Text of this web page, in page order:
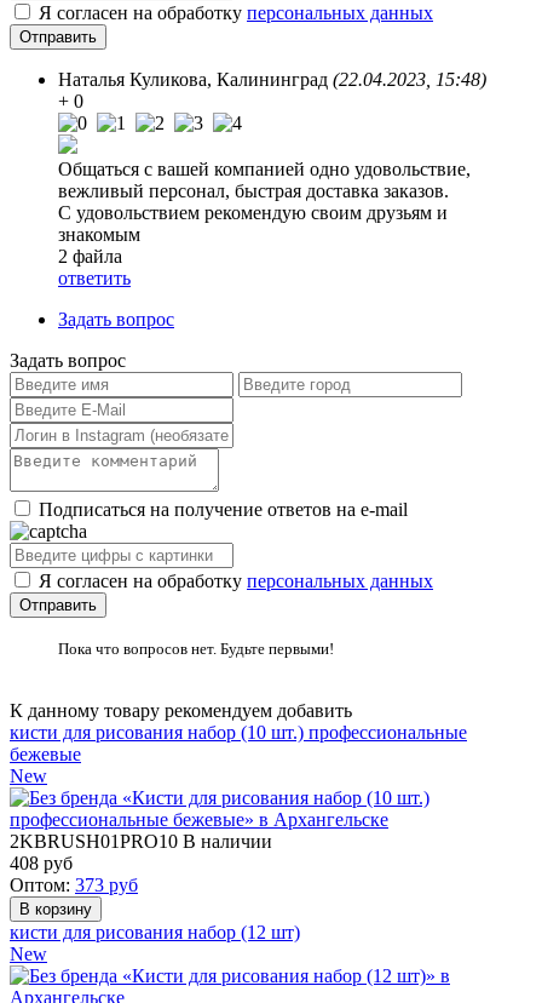
Я согласен на обработку персональных данных
Наталья Куликова, Калининград (22.04.2023, 15:48)
+ 0
Общаться с вашей компанией одно удовольствие,
вежливый персонал, быстрая доставка заказов.
С удовольствием рекомендую своим друзьям и
знакомым
2 файла
ответить
Задать вопрос
Задать вопрос
Подписаться на получение ответов на e-mail
Я согласен на обработку персональных данных
Пока что вопросов нет. Будьте первыми!
К данному товару рекомендуем добавить
кисти для рисования набор (10 шт.) профессиональные
бежевые
New
2KBRUSH01PRO10 В наличии
408 руб
Оптом: 373 руб
кисти для рисования набор (12 шт)
New